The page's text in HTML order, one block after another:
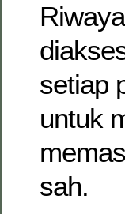
setiap
untuk
sah.